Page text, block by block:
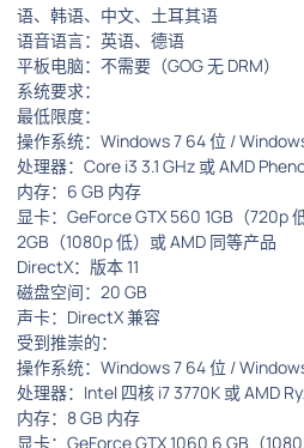
语、韩语、中文、土耳其语
语音语言：英语、德语
平板电脑：不需要（GOG 无 DRM）
系统要求：
最低限度：
操作系统：Windows 7 64 位 /
处理器：Core i3 3.1 GHz 或 AMD
内存：6 GB 内存
显卡：GeForce GTX 560 1GB（720p
2GB（1080p 低）或 AMD 同等产品
DirectX：版本 11
磁盘空间：20 GB
声卡：DirectX 兼容
受到推崇的：
操作系统：Windows 7 64 位 /
处理器：Intel 四核 i7 3770K 或 AMD
内存：8 GB 内存
显卡：GeForce GTX 1060 6 GB（